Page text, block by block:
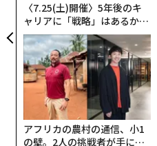
〈7.25(土)開催〉5年後のキ
ャリアに「戦略」はあるか。
トップエグゼクティブのキャ
リアに触れる1日│CAREER S
UMMIT 2026
アフリカの農村の通信、小1
の壁。2人の挑戦者が手にし